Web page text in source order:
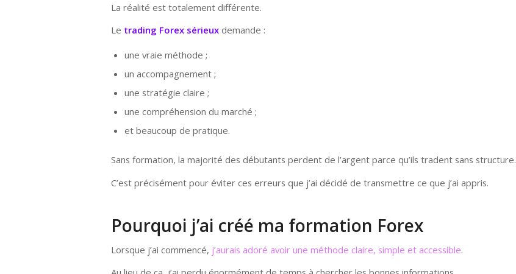
La réalité est totalement différente.
Le trading Forex sérieuxdemande :
une vraie méthode ;
un accompagnement ;
une stratégie claire ;
une compréhension du marché ;
et beaucoup de pratique.
Sans formation, la majorité des débutants perdent de l’argent parce qu’ils tradent sans structure.
C’est précisément pour éviter ces erreurs que j’ai décidé de transmettre ce que j’ai appris.
Pourquoi j’ai créé ma formation Forex
Lorsque j’ai commencé, j’aurais adoré avoir une méthode claire, simple et accessible.